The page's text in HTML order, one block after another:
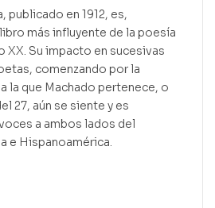
publicado en 1912, es,
más influyente de la poesía
XX. Su impacto en sucesivas
comenzando por la
la que Machado pertenece, o
27, aún se siente y es
a ambos lados del
e Hispanoamérica.